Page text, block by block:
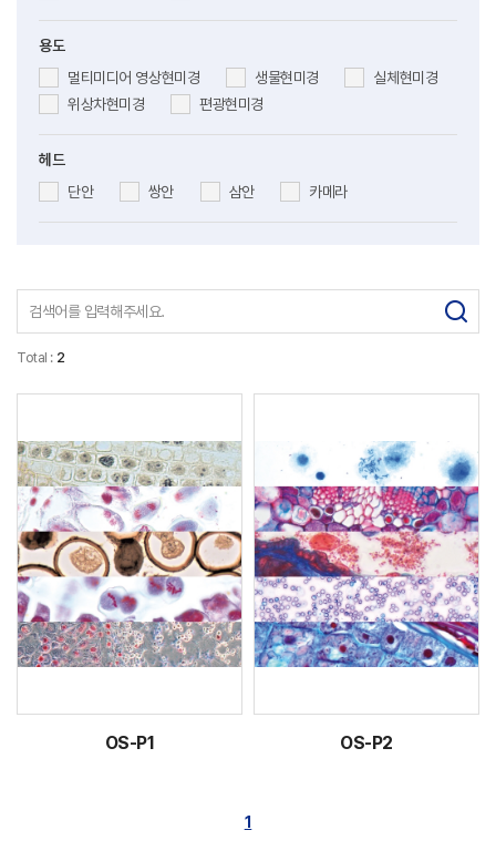
용도
멀티미디어 영상현미경
생물현미경
실체현미경
위상차현미경
편광현미경
헤드
단안
쌍안 삼안 카메라
Total : 2
OS-P1 OS-P2
1